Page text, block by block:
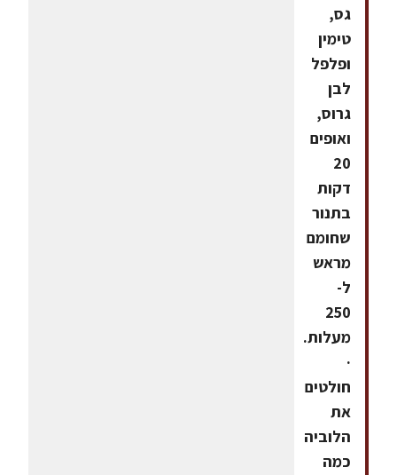
גס,
טימין
ופלפל
לבן
גרוס,
ואופים
20
דקות
בתנור
שחומם
מראש
ל-
250
מעלות.
·
חולטים
את
הלוביה
כמה